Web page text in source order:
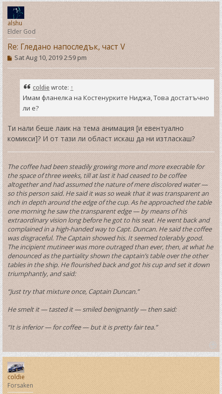
o
p
alshu
Elder God
Re: Гледано напоследък, част V
P
o
s
t
Sat Aug 10, 2019 2:59 pm
coldiewrote: ↑
Имам фланелка на Костенурките Ниджа, Това достатъчно
ли е?
Ти нали беше лаик на тема анимация [и евентуално
комикси]? И от тази ли област искаш да ни изтласкаш?
The coffee had been steadily growing more and more execrable for
the space of three weeks, till at last it had ceased to be coffee
altogether and had assumed the nature of mere discolored water —
so this person said. He said it was so weak that it was transparent an
inch in depth around the edge of the cup. As he approached the table
one morning he saw the transparent edge — by means of his
extraordinary vision long before he got to his seat. He went back and
complained in a high-handed way to Capt. Duncan. He said the coffee
was disgraceful. The Captain showed his. It seemed tolerably good.
The incipient mutineer was more outraged than ever, then, at what he
denounced as the partiality shown the captain’s table over the other
tables in the ship. He flourished back and got his cup and set it down
triumphantly, and said:
“Just try that mixture once, Captain Duncan.”
He smelt it — tasted it — smiled benignantly — then said:
“It is inferior — for coffee — but it is pretty fair tea.”
T
o
p
coldie
Forsaken